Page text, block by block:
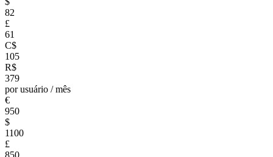
82
£
61
C$
105
R$
379
por usuário / mês
€
950
$
1100
£
850